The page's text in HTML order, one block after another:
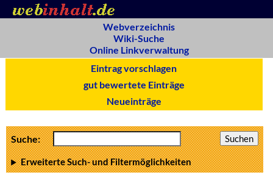
Webverzeichnis
Wiki-Suche
Online Linkverwaltung
Eintrag vorschlagen
gut bewertete Einträge
Neueinträge
Suche:
Erweiterte Such- und Filtermöglichkeiten